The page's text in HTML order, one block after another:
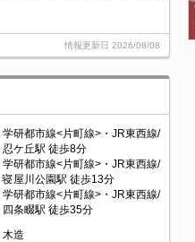
情報更新日 2026/08/08
学研都市線<片町線>・JR東西線/
忍ケ丘駅 徒歩8分
学研都市線<片町線>・JR東西線/
寝屋川公園駅 徒歩13分
学研都市線<片町線>・JR東西線/
四条畷駅 徒歩35分
木造